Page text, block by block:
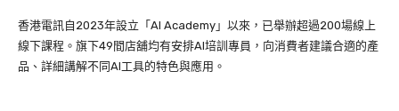
香港電訊自2023年設立「AI Academy」以來，已舉辦超過200場線上
線下課程。旗下49間店舖均有安排AI培訓專員，向消費者建議合適的產
品、詳細講解不同AI工具的特色與應用。